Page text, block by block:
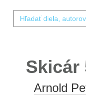
Skicár
Arnold